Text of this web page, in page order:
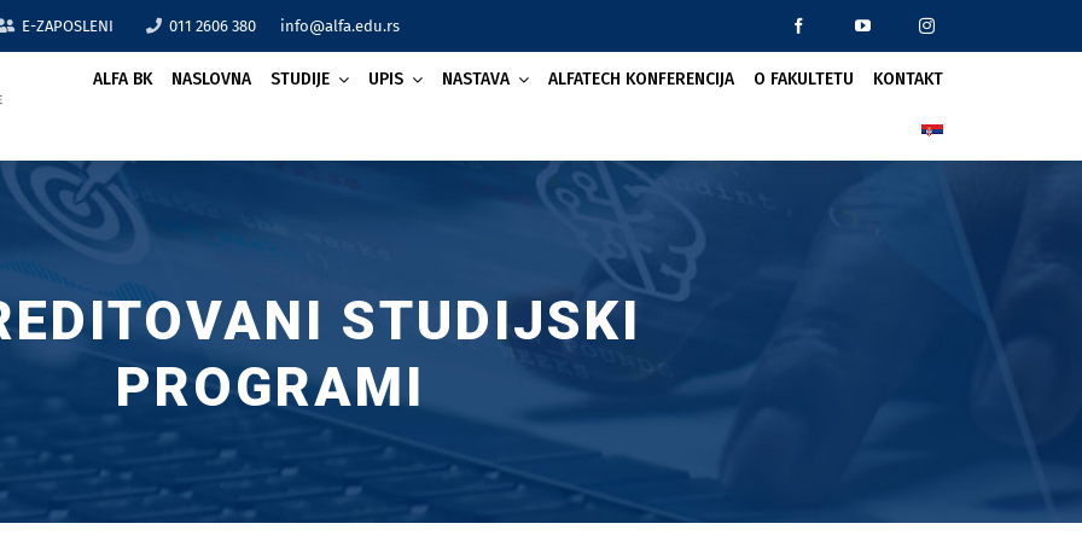
E-ZAPOSLENI 011 2606 380 info@alfa.edu.rs
ALFA BK NASLOVNA STUDIJE UPIS NASTAVA ALFATECH KONFERENCIJA O FAKULTETU KONTAKT
STUDIJSKI
PROGRAMI